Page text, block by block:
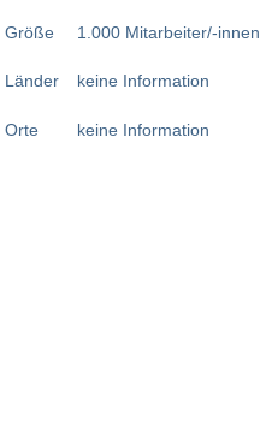
Größe
Länder
Orte
1.000 Mitarbeiter/-innen
keine Information
keine Information